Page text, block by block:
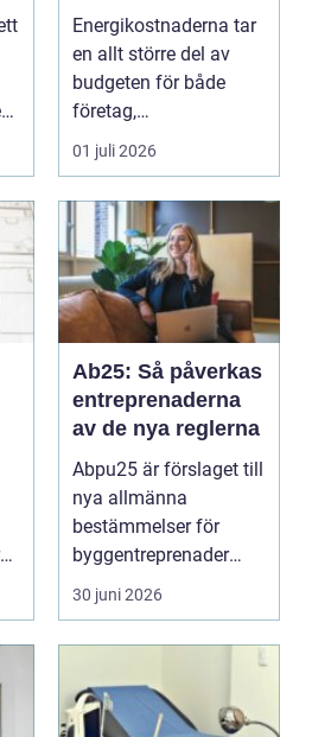
komfort
Energikostnaderna tar
en allt större del av
budgeten för både
företag,
fastighetsägare och
bostadsrä...
01 juli 2026
Ab25: Så påverkas
entreprenaderna
av de nya reglerna
Abpu25 är förslaget till
nya allmänna
bestämmelser för
byggentreprenader
so...
30 juni 2026